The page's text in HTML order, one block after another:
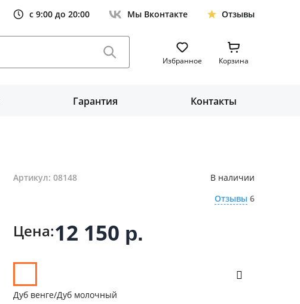
с 9:00 до 20:00 Мы Вконтакте Отзывы
Избранное Корзина
Гарантия Контакты
Артикул: 08148
В наличии
Отзывы6
Цена:12 150 р.
Дуб венге/Дуб молочный